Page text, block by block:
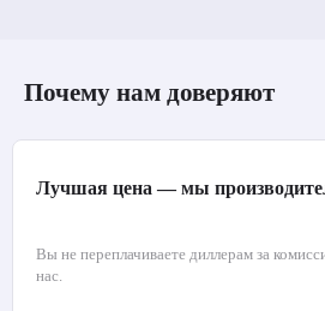
Почему нам доверяют
Лучшая цена — мы
Вы не переплачиваете диллерам за
нас.